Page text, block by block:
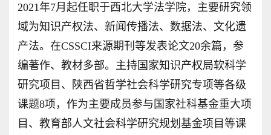
2021年7月起任职于西北大学法学院，主要研究领
域为知识产权法、新闻传播法、数据法、文化遗
产法。在CSSCI来源期刊等发表论文20余篇，参
编著作、教材多部。主持国家知识产权局软科学
研究项目、陕西省哲学社会科学研究专项等各级
课题8项，作为主要成员参与国家社科基金重大项
目、教育部人文社会科学研究规划基金项目等课